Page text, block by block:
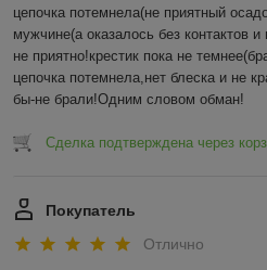
цепочка потемнела(не приятный
мужчине(а оказалось без контактов
не приятно!крестик пока не
цепочка потемнела,нет блеска и не
бы-не брали!Одним словом обман!
Сделка подтверждена через
Покупатель
Отлично